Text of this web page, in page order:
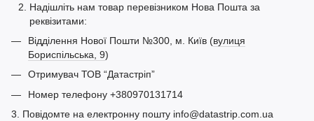
Надішліть нам товар перевізником Нова Пошта за
реквізитами:
Відділення Нової Пошти №300, м. Київ (вулиця
Бориспільська, 9)
Отримувач ТОВ “Датастріп”
Номер телефону +380970131714
3. Повідомте на електронну пошту info@datastrip.com.ua